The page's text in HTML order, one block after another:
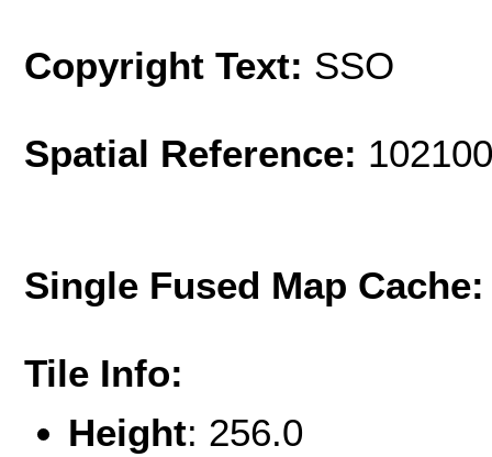
Copyright Text: SSO
Spatial Reference:
Single Fused Map
Tile Info:
Height: 256.0